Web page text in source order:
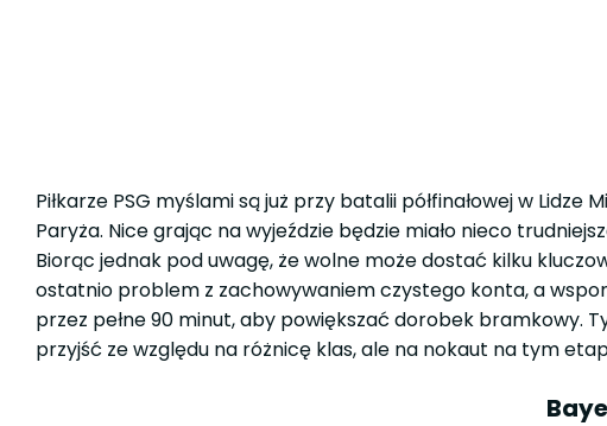
Piłkarze PSG myślami są już przy batalii półfinałowej w
Paryża. Nice grając na wyjeździe będzie miało nieco
Biorąc jednak pod uwagę, że wolne może dostać kilku
ostatnio problem z zachowywaniem czystego konta, a
przez pełne 90 minut, aby powiększać dorobek bramkowy.
przyjść ze względu na różnicę klas, ale na nokaut na tym